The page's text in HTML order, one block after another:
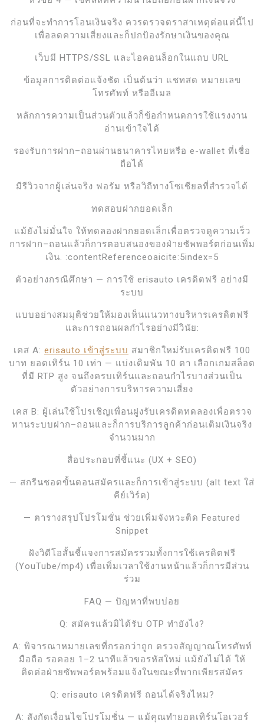
ก่อนที่จะทำการโอนเงินจริง ควรตรวจตราสาเหตุต่อแต่นี้ไป
เพื่อลดความเสี่ยงและก็ปกป้องรักษาเงินของคุณ
เว็บมี HTTPS/SSL และไอคอนล็อกในแถบ URL
ข้อมูลการติดต่อแจ้งชัด เป็นต้นว่า แชทสด หมายเลข
โทรศัพท์ หรืออีเมล
หลักการความเป็นส่วนตัวแล้วก็ข้อกำหนดการใช้แรงงาน
อ่านเข้าใจได้
รองรับการฝาก–ถอนผ่านธนาคารไทยหรือ e-wallet ที่เชื่อ
ถือได้
มีรีวิวจากผู้เล่นจริง ฟอรัม หรือวิถีทางโซเชียลที่สำรวจได้
ทดสอบฝากยอดเล็ก
แม้ยังไม่มั่นใจ ให้ทดลองฝากยอดเล็กเพื่อตรวจดูความเร็ว
การฝาก–ถอนแล้วก็การตอบสนองของฝ่ายซัพพอร์ตก่อนเพิ่ม
เงิน. :contentReferenceoaicite:5index=5
ตัวอย่างกรณีศึกษา — การใช้ erisauto เครดิตฟรี อย่างมี
ระบบ
แบบอย่างสมมุติช่วยให้มองเห็นแนวทางบริหารเครดิตฟรี
และการถอนผลกำไรอย่างมีวินัย:
เคส A: erisauto เข้าสู่ระบบ สมาชิกใหม่รับเครดิตฟรี 100
บาท ยอดเทิร์น 10 เท่า — แบ่งเดิมพัน 10 ตา เลือกเกมสล็อต
ที่มี RTP สูง จนถึงครบเทิร์นและถอนกำไรบางส่วนเป็น
ตัวอย่างการบริหารความเสี่ยง
เคส B: ผู้เล่นใช้โปรเชิญเพื่อนฝูงรับเครดิตทดลองเพื่อตรวจ
ทานระบบฝาก–ถอนและก็การบริการลูกค้าก่อนเติมเงินจริง
จำนวนมาก
สื่อประกอบที่ชี้แนะ (UX + SEO)
— สกรีนชอตขั้นตอนสมัครและก็การเข้าสู่ระบบ (alt text ใส่
คีย์เวิร์ด)
— ตารางสรุปโปรโมชั่น ช่วยเพิ่มจังหวะติด Featured
Snippet
ฝังวิดีโอสั้นชี้แจงการสมัครรวมทั้งการใช้เครดิตฟรี
(YouTube/mp4) เพื่อเพิ่มเวลาใช้งานหน้าแล้วก็การมีส่วน
ร่วม
FAQ — ปัญหาที่พบบ่อย
Q: สมัครแล้วมิได้รับ OTP ทำยังไง?
A: พิจารณาหมายเลขที่กรอกว่าถูก ตรวจสัญญาณโทรศัพท์
มือถือ รอคอย 1–2 นาทีแล้วขอรหัสใหม่ แม้ยังไม่ได้ ให้
ติดต่อฝ่ายซัพพอร์ตพร้อมแจ้งในขณะที่พากเพียรสมัคร
Q: erisauto เครดิตฟรี ถอนได้จริงไหม?
A: สังกัดเงื่อนไขโปรโมชั่น — แม้คุณทำยอดเทิร์นโอเวอร์